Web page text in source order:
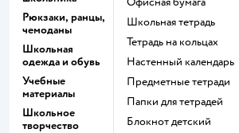
Рюкзаки, ранцы,
чемоданы
Школьная
одежда и обувь
Учебные
материалы
Школьное
творчество
Школьная тетрадь
Тетрадь на кольцах
Настенный календарь
Предметные тетради
Папки для тетрадей
Блокнот детский